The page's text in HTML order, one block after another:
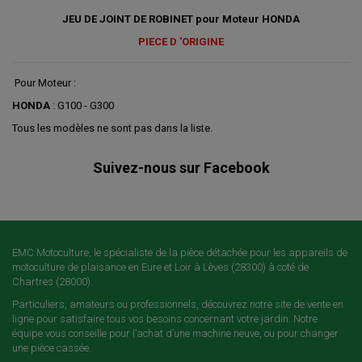
JEU DE JOINT DE ROBINET pour Moteur HONDA
PIECE D 'ORIGINE
Pour Moteur :
HONDA : G100 - G300
Tous les modèles ne sont pas dans la liste.
Suivez-nous sur Facebook
EMC Motoculture, le spécialiste de la pièce détachée pour les appareils de
motoculture de plaisance en Eure et Loir à Lèves (28300) à coté de
Chartres (28000).
Particuliers, amateurs ou professionnels, découvrez notre site de vente en
ligne pour satisfaire tous vos besoins concernant votre jardin. Notre
équipe vous conseille pour l’achat d’une machine neuve, ou pour changer
une pièce cassée.